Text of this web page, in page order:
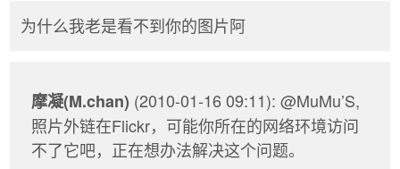
为什么我老是看不到你的图片阿
摩凝(M.chan) (2010-01-16 09:11): @MuMu’S,
照片外链在Flickr，可能你所在的网络环境访问
不了它吧，正在想办法解决这个问题。